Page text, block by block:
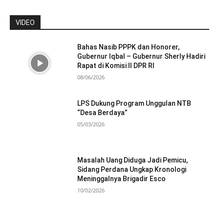
VIDEO
Bahas Nasib PPPK dan Honorer,
Gubernur Iqbal – Gubernur Sherly Hadiri
Rapat di Komisi II DPR RI
08/06/2026
LPS Dukung Program Unggulan NTB
“Desa Berdaya”
05/03/2026
Masalah Uang Diduga Jadi Pemicu,
Sidang Perdana Ungkap Kronologi
Meninggalnya Brigadir Esco
10/02/2026